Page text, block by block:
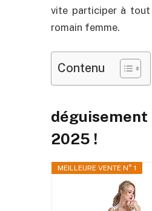
vite participer à tout
romain femme.
Contenu
déguisement
2025 !
MEILLEURE VENTE N° 1